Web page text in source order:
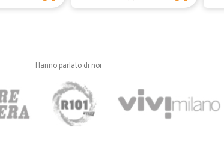
Hanno parlato di noi